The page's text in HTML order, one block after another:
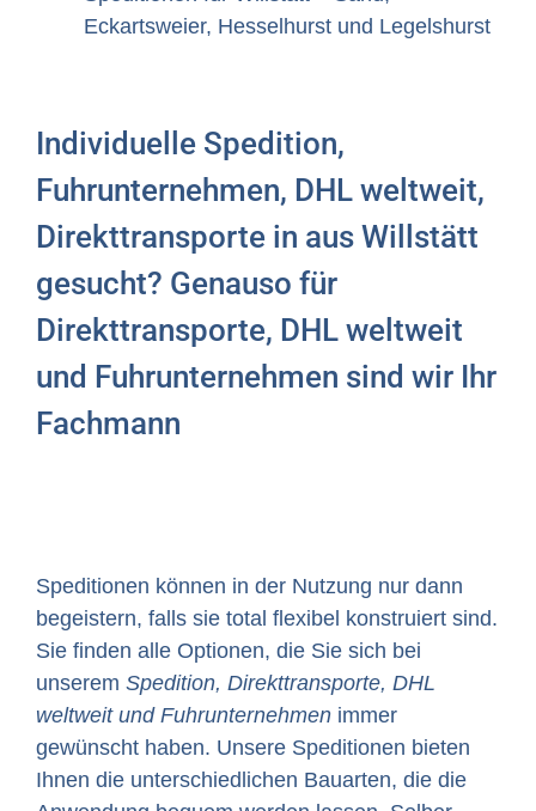
Eckartsweier, Hesselhurst und Legelshurst
Individuelle Spedition,
Fuhrunternehmen, DHL weltweit,
Direkttransporte in aus Willstätt
gesucht? Genauso für
Direkttransporte, DHL weltweit
und Fuhrunternehmen sind wir Ihr
Fachmann
Speditionen können in der Nutzung nur dann
begeistern, falls sie total flexibel konstruiert sind.
Sie finden alle Optionen, die Sie sich bei
unserem Spedition, Direkttransporte, DHL
weltweit und Fuhrunternehmen immer
gewünscht haben. Unsere Speditionen bieten
Ihnen die unterschiedlichen Bauarten, die die